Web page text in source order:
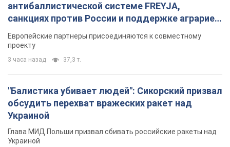
антибаллистической системе FREYJA,
санкциях против России и поддержке аграриев.
Видео
Европейские партнеры присоединяются к совместному
проекту
3 часа назад 37,3 т.
"Балистика убивает людей": Сикорский призвал
обсудить перехват вражеских ракет над
Украиной
Глава МИД Польши призвал сбивать российские ракеты над
Украиной